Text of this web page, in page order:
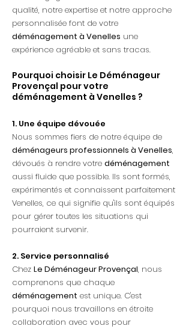
qualité, notre expertise et notre approche
personnalisée font de votre
déménagement à Venelles une
expérience agréable et sans tracas.
Pourquoi choisir Le Déménageur
Provençal pour votre
déménagement à Venelles ?
1. Une équipe dévouée
Nous sommes fiers de notre équipe de
déménageurs professionnels à Venelles,
dévoués à rendre votre déménagement
aussi fluide que possible. Ils sont formés,
expérimentés et connaissent parfaitement
Venelles, ce qui signifie qu'ils sont équipés
pour gérer toutes les situations qui
pourraient survenir.
2. Service personnalisé
Chez Le Déménageur Provençal, nous
comprenons que chaque
déménagement est unique. C'est
pourquoi nous travaillons en étroite
collaboration avec vous pour